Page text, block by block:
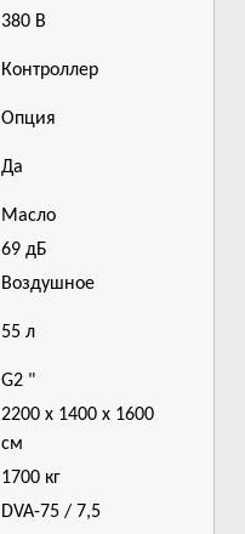
380 В
Контроллер
Опция
Да
Масло
69 дБ
Воздушное
55 л
G2 "
2200 х 1400 х 1600
см
1700 кг
DVA-75 / 7,5